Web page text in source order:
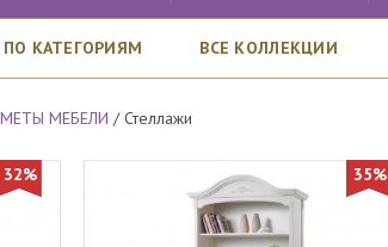
ПО КАТЕГОРИЯМ ВСЕ КОЛЛЕКЦИИ
МЕБЕЛИ /Стеллажи
32% 35%